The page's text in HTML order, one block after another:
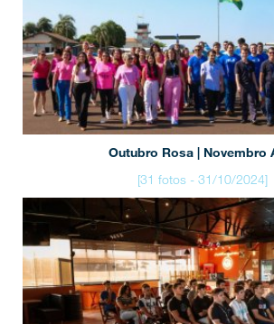
Outubro Rosa | Novembro
[31 fotos - 31/10/2024]